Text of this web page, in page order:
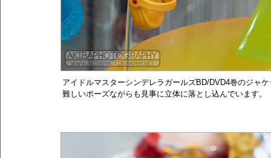
アイドルマスターシンデレラガールズBD/DVD4巻のジャ
難しいポーズながらも見事に立体に落とし込んでいます。